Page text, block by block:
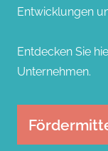
Entwicklungen
Entdecken Sie
Unternehmen.